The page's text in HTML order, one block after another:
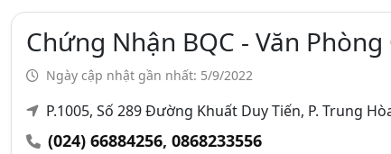
Chứng Nhận BQC - Văn
Ngày cập nhật gần nhất: 5/9/2022
P.1005, Số 289 Đường Khuất Duy Tiến, P. Trung
(024) 66884256, 0868233556